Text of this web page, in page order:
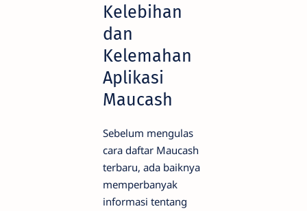
Kelebihan
dan
Kelemahan
Aplikasi
Maucash
Sebelum mengulas
cara daftar Maucash
terbaru, ada baiknya
memperbanyak
informasi tentang